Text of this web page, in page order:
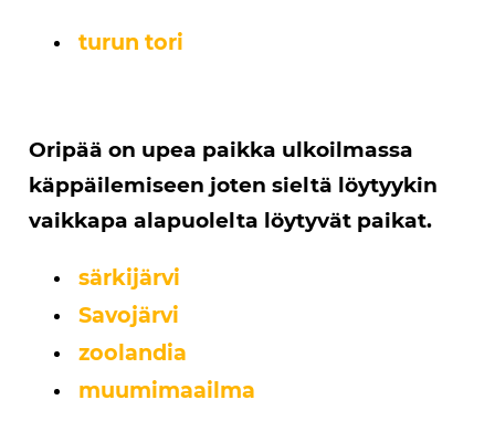
turun tori
Oripää on upea paikka ulkoilmassa
käppäilemiseen joten sieltä löytyykin
vaikkapa alapuolelta löytyvät paikat.
särkijärvi
Savojärvi
zoolandia
muumimaailma